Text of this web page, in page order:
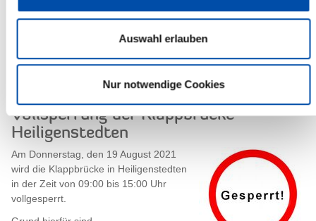
Auswahl erlauben
Nur notwendige Cookies
(18.-22. August) in der Zeit von 14:00
Mittwoch bis Freitag (18.-20. August)...
Vollsperrung der Klappbrücke
Heiligenstedten
Am Donnerstag, den 19 August 2021
wird die Klappbrücke in Heiligenstedten
in der Zeit von 09:00 bis 15:00 Uhr
vollgesperrt.